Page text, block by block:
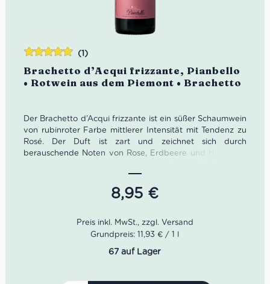
Brachetto d’Acqui frizzante, Pianbello
• Rotwein aus dem Piemont • Brachetto
(1)
Der Brachetto d’Acqui frizzante ist ein süßer Schaumwein
von rubinroter Farbe mittlerer Intensität mit Tendenz zu
Rosé. Der Duft ist zart und zeichnet sich durch
berauschende Noten von Rose, Erdbeere und Himbeere
C° zu servieren und ihn sofort zu entkorken. Die
Brachetto-Trauben werden ausschließlich von Hand
geerntet und stammen von kalkhaltigen Lehmböden der
Blasses Rubinrot, mit feinem und cremigem
Moschusaroma, sehr zart
8,95 €
Bewertet
mit5.00von
5
Grundpreis: 11,93 € / 1 l
67 auf Lager